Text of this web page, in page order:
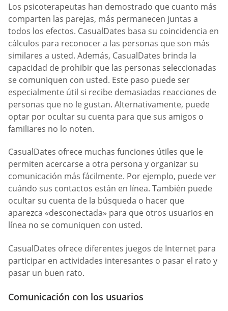
Los psicoterapeutas han demostrado que cuanto más
comparten las parejas, más permanecen juntas a
todos los efectos. СasualDates basa su coincidencia en
cálculos para reconocer a las personas que son más
similares a usted. Además, СasualDates brinda la
capacidad de prohibir que las personas seleccionadas
se comuniquen con usted. Este paso puede ser
especialmente útil si recibe demasiadas reacciones de
personas que no le gustan. Alternativamente, puede
optar por ocultar su cuenta para que sus amigos o
familiares no lo noten.
СasualDates ofrece muchas funciones útiles que le
permiten acercarse a otra persona y organizar su
comunicación más fácilmente. Por ejemplo, puede ver
cuándo sus contactos están en línea. También puede
ocultar su cuenta de la búsqueda o hacer que
aparezca «desconectada» para que otros usuarios en
línea no se comuniquen con usted.
СasualDates ofrece diferentes juegos de Internet para
participar en actividades interesantes o pasar el rato y
pasar un buen rato.
Comunicación con los usuarios